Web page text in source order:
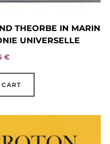
THEORBE IN MARIN
UNIVERSELLE
€